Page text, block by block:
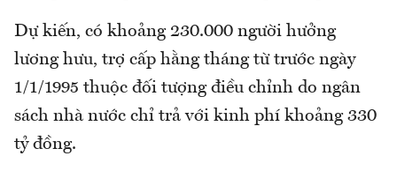
Dự kiến, có khoảng 230.000 người hưởng
lương hưu, trợ cấp hằng tháng từ trước ngày
1/1/1995 thuộc đối tượng điều chỉnh do ngân
sách nhà nước chỉ trả với kinh phí khoảng 330
tỷ đồng.